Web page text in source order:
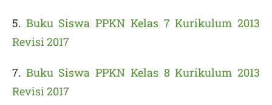
5. Buku Siswa PPKN Kelas 7 Kurikulum 2013
Revisi 2017
7. Buku Siswa PPKN Kelas 8 Kurikulum 2013
Revisi 2017